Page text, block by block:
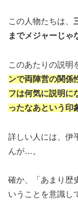
この人物たちは、
までメジャーじゃ
このあたりの説明
ンで両陣営の関係
フは何気に説明に
ったなあという印
詳しい人には、伊
んが…。
確か、「あまり歴
いうことを意識し